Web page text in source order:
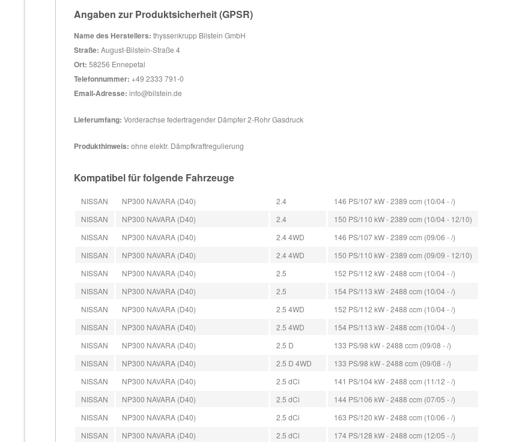
Angaben zur Produktsicherheit (GPSR)
Name des Herstellers: thyssenkrupp Bilstein GmbH
Straße: August-Bilstein-Straße 4
Ort: 58256 Ennepetal
Telefonnummer: +49 2333 791-0
Email-Adresse: info@bilstein.de
Lieferumfang: Vorderachse federtragender Dämpfer 2-Rohr Gasdruck
Produkthinweis: ohne elektr. Dämpfkraftregulierung
Kompatibel für folgende Fahrzeuge
NISSAN NP300 NAVARA (D40) 2.4
146 PS/107 kW - 2389 ccm (10/04 - /)
NISSAN
NP300 NAVARA (D40) 2.4
150 PS/110 kW - 2389 ccm (10/04 - 12/10)
NISSAN
NP300 NAVARA (D40) 2.4 4WD
146 PS/107 kW - 2389 ccm (09/06 - /)
NISSAN
NP300 NAVARA (D40) 2.4 4WD
150 PS/110 kW - 2389 ccm (09/09 - 12/10)
NISSAN
NP300 NAVARA (D40) 2.5
152 PS/112 kW - 2488 ccm (10/04 - /)
NISSAN
NP300 NAVARA (D40) 2.5
154 PS/113 kW - 2488 ccm (10/04 - /)
NISSAN
NP300 NAVARA (D40) 2.5 4WD
152 PS/112 kW - 2488 ccm (10/04 - /)
NISSAN
NP300 NAVARA (D40) 2.5 4WD
154 PS/113 kW - 2488 ccm (10/04 - /)
NISSAN
NP300 NAVARA (D40) 2.5 D
133 PS/98 kW - 2488 ccm (09/08 - /)
NISSAN
NP300 NAVARA (D40) 2.5 D 4WD
133 PS/98 kW - 2488 ccm (09/08 - /)
NISSAN
NP300 NAVARA (D40) 2.5 dCi
141 PS/104 kW - 2488 ccm (11/12 - /)
NISSAN
NP300 NAVARA (D40) 2.5 dCi
144 PS/106 kW - 2488 ccm (07/05 - /)
NISSAN
NP300 NAVARA (D40) 2.5 dCi
163 PS/120 kW - 2488 ccm (10/06 - /)
NISSAN
NP300 NAVARA (D40) 2.5 dCi
174 PS/128 kW - 2488 ccm (12/05 - /)